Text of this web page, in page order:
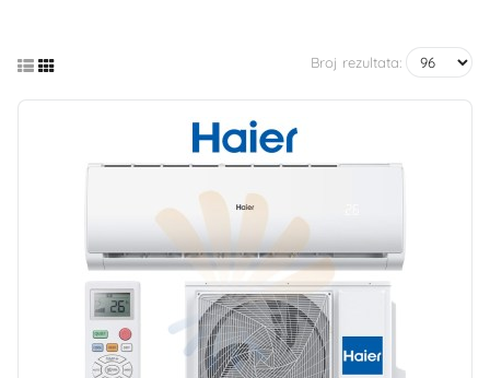
Broj rezultata: